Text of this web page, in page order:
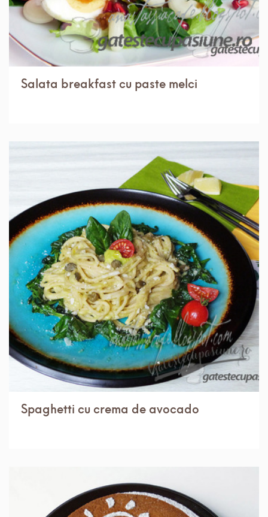
Salata breakfast cu paste melci
IN 30 MIN. MEDIU 4 PORTII
Spaghetti cu crema de avocado